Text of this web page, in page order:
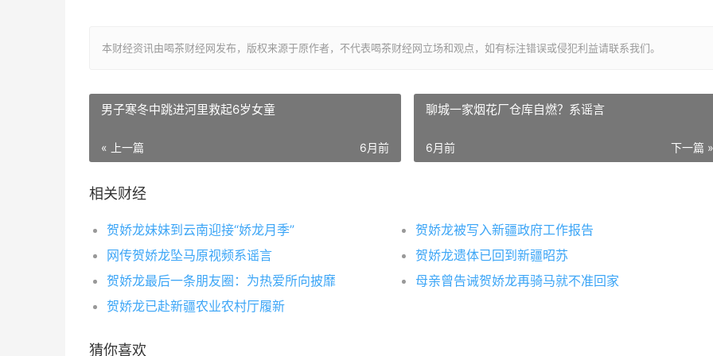
本财经资讯由喝茶财经网发布，版权来源于原作者，不代表喝茶财经网立场和观点，如有标注错误或侵犯利益请联系我们。
男子寒冬中跳进河里救起6岁女童
« 上一篇 6月前
聊城一家烟花厂仓库自燃？系谣言
下一篇 »
6月前
相关财经
贺娇龙妹妹到云南迎接“娇龙月季”
贺娇龙被写入新疆政府工作报告
网传贺娇龙坠马原视频系谣言
贺娇龙遗体已回到新疆昭苏
贺娇龙最后一条朋友圈：为热爱所向披靡
母亲曾告诫贺娇龙再骑马就不准回家
贺娇龙已赴新疆农业农村厅履新
猜你喜欢